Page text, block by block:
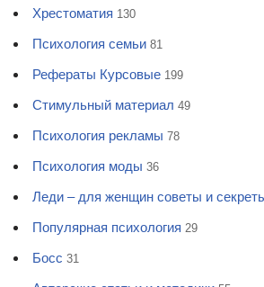
Хрестоматия 130
Психология семьи 81
Рефераты Курсовые 199
Стимульный материал 49
Психология рекламы 78
Психология моды 36
Леди – для женщин советы и
Популярная психология 29
Босс 31